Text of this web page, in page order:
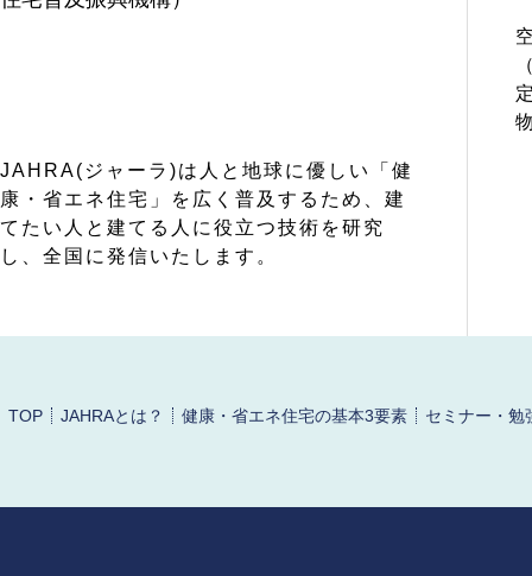
JAHRA(ジャーラ)は人と地球に優しい「健
康・省エネ住宅」を広く普及するため、建
てたい人と建てる人に役立つ技術を研究
し、全国に発信いたします。
TOP JAHRAとは？ 健康・省エネ住宅の基本3要素 セミナー・勉